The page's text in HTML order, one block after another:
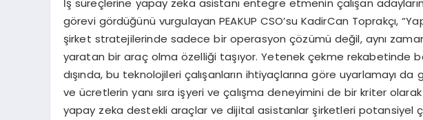
İş süreçlerine yapay zeka asistanı entegre etmenin çalışan
görevi gördüğünü vurgulayan PEAKUP CSO’su KadirCan Toprakçı,
şirket stratejilerinde sadece bir operasyon çözümü değil, aynı
yaratan bir araç olma özelliği taşıyor. Yetenek çekme rekabetinde
dışında, bu teknolojileri çalışanların ihtiyaçlarına göre uyarlamayı da
ve ücretlerin yanı sıra işyeri ve çalışma deneyimini de bir kriter
yapay zeka destekli araçlar ve dijital asistanlar şirketleri potansiyel